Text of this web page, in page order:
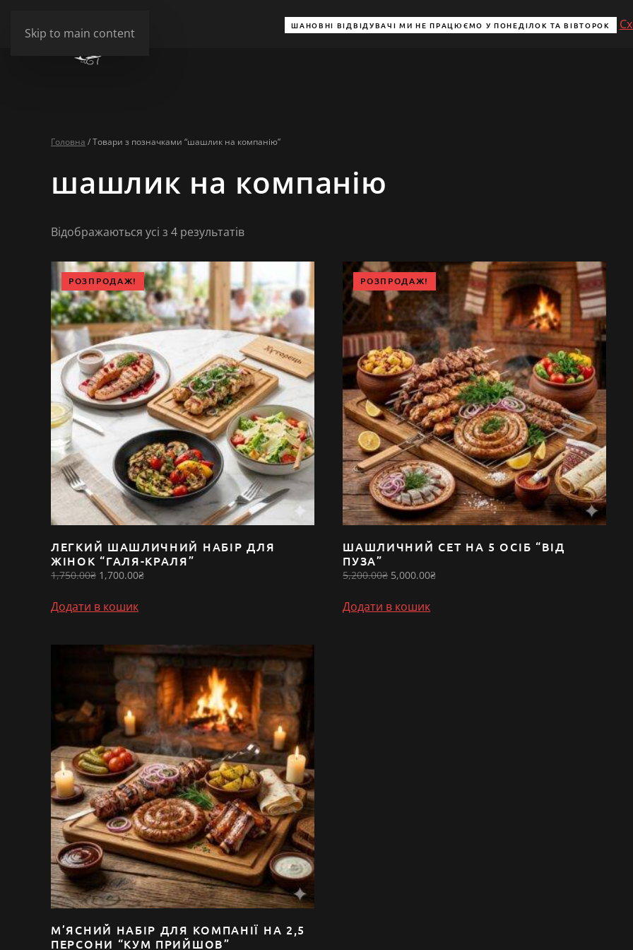
ШАНОВНІ ВІДВІДУВАЧІ МИ НЕ ПРАЦЮЄМО У ПОНЕДІЛОК ТА ВІВТОРОК
Skip to main content
Головна / Товари з позначками “шашлик на компанію”
шашлик на компанію
Відображаються усі з 4 результатівСортовано
РОЗПРОДАЖ!
ЛЕГКИЙ ШАШЛИЧНИЙ НАБІР ДЛЯ
ЖІНОК “ГАЛЯ-КРАЛЯ”
1,750.00₴ Оригінальна
1,750.00₴.
1,700.00₴Поточна
Додати в кошик
РОЗПРОДАЖ!
ШАШЛИЧНИЙ СЕТ НА 5 ОСІБ “ВІД
ПУЗА”
5,200.00₴ Оригінальна
5,200.00₴.
5,000.00₴Поточна
Додати в кошик
М’ЯСНИЙ НАБІР ДЛЯ КОМПАНІЇ НА 2,5
ПЕРСОНИ “КУМ ПРИЙШОВ”